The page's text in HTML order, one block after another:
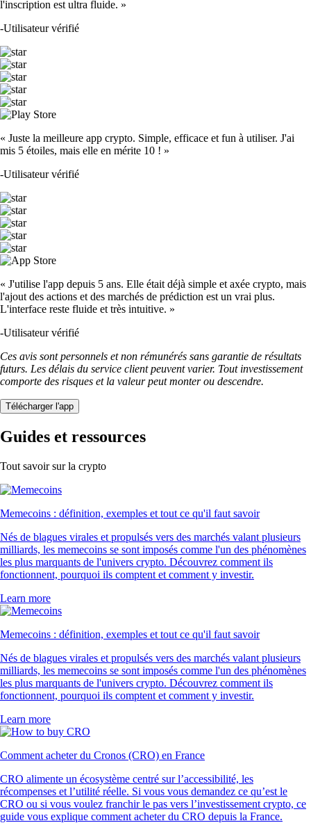
l'inscription est ultra fluide. »
-Utilisateur vérifié
« Juste la meilleure app crypto. Simple, efficace et fun à utiliser. J'ai
mis 5 étoiles, mais elle en mérite 10 ! »
-Utilisateur vérifié
« J'utilise l'app depuis 5 ans. Elle était déjà simple et axée crypto, mais
l'ajout des actions et des marchés de prédiction est un vrai plus.
L'interface reste fluide et très intuitive. »
-Utilisateur vérifié
Ces avis sont personnels et non rémunérés sans garantie de résultats
futurs. Les délais du service client peuvent varier. Tout investissement
comporte des risques et la valeur peut monter ou descendre.
Télécharger l'app
Guides et ressources
Tout savoir sur la crypto
Memecoins : définition, exemples et tout ce qu'il faut savoir
Nés de blagues virales et propulsés vers des marchés valant plusieurs
milliards, les memecoins se sont imposés comme l'un des phénomènes
les plus marquants de l'univers crypto. Découvrez comment ils
fonctionnent, pourquoi ils comptent et comment y investir.
Learn more
Memecoins : définition, exemples et tout ce qu'il faut savoir
Nés de blagues virales et propulsés vers des marchés valant plusieurs
milliards, les memecoins se sont imposés comme l'un des phénomènes
les plus marquants de l'univers crypto. Découvrez comment ils
fonctionnent, pourquoi ils comptent et comment y investir.
Learn more
Comment acheter du Cronos (CRO) en France
CRO alimente un écosystème centré sur l’accessibilité, les
récompenses et l’utilité réelle. Si vous vous demandez ce qu’est le
CRO ou si vous voulez franchir le pas vers l’investissement crypto, ce
guide vous explique comment acheter du CRO depuis la France.